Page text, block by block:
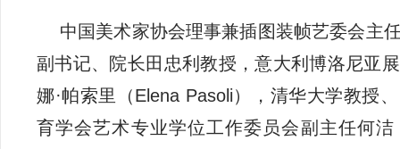
中国美术家协会理事兼插图装帧艺委会主
副书记、院长田忠利教授，意大利博洛尼亚
娜·帕索里（Elena Pasoli），清华大学教授
育学会艺术专业学位工作委员会副主任何